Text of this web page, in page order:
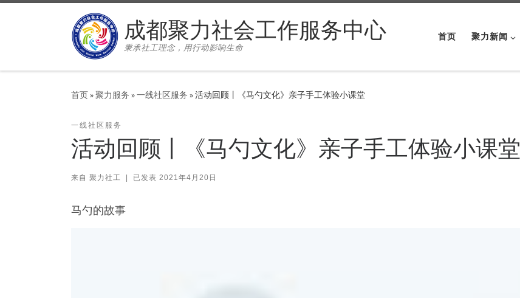
成都聚力社会工作服务中心
秉承社工理念，用行动影响生命
首页 聚力新闻
首页»聚力服务 »一线社区服务 »活动回顾丨《马勺文化》亲子手工体验小课堂
一线社区服务
活动回顾丨《马勺文化》亲子手工体验小课堂
来自 聚力社工 已发表 2021年4月20日
马勺的故事